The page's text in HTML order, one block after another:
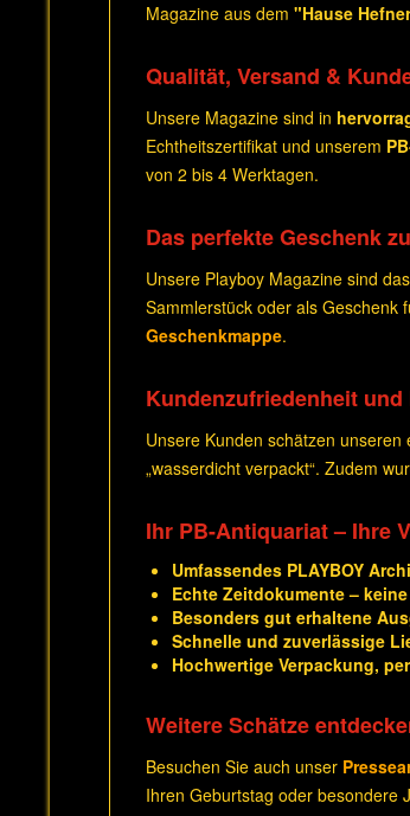
Magazine aus dem "Hause
Qualität, Versand &
Unsere Magazine sind in
Echtheitszertifikat und unserem
von 2 bis 4 Werktagen.
Das perfekte Geschenk
Unsere Playboy Magazine sind
Sammlerstück oder als Geschenk
Geschenkmappe.
Kundenzufriedenheit
Unsere Kunden schätzen unseren
„wasserdicht verpackt“. Zudem
Ihr PB-Antiquariat – Ihre
Umfassendes PLAYBOY
Echte Zeitdokumente –
Besonders gut erhaltene
Schnelle und zuverlässige
Hochwertige Verpackung,
Weitere Schätze
Besuchen Sie auch unser
Ihren Geburtstag oder besondere